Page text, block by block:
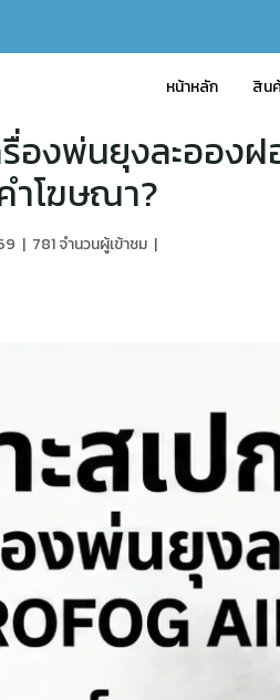
หน้าหลัก สิน
รื่องพ่นยุงละออง
ำโฆษณา?
| 781 จำนวนผู้เข้าชม |